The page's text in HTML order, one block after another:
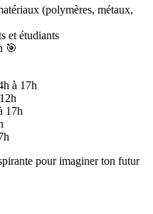
(polymères, métaux,
et étudiants
🎯
à 17h
17h
pour imaginer ton futur